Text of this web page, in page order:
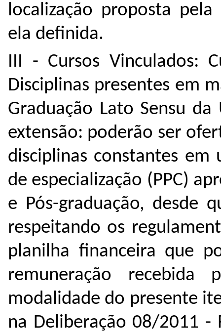
localização proposta
ela definida.
III - Cursos Vinculados:
Disciplinas presentes em
Graduação Lato Sensu
extensão: poderão ser
disciplinas constantes
de especialização (PPC)
e Pós-graduação, desde
respeitando os
planilha financeira que
remuneração
modalidade do presente
na Deliberação 08/2011 -